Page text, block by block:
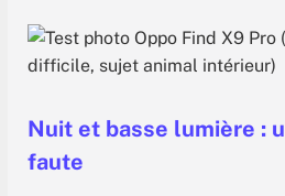
Nuit et basse lumière :
faute